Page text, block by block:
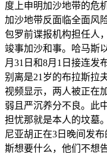
度上申明加沙地带的危
加沙地带反面临全面风
包罗前谍报机构担任人
竣事加沙和事。哈马斯
月31日和8月1日接连发
别离是21岁的布拉斯拉
视频显示，两人被正在
弱且严沉养分不良。此
担忧那就是本人的坟墓
尼亚胡正在3日晚间发
斯想要什么，他们不想